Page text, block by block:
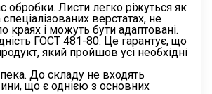
обробки. Листи легко ріжуться як
спеціалізованих верстатах, не
краях і можуть бути адаптовані.
ГОСТ 481-80. Це гарантує, що
який пройшов усі необхідні
До складу не входять
що є однією з основних